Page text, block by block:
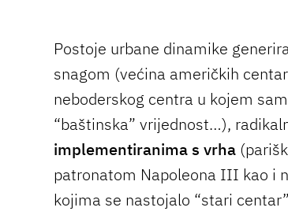
Postoje urbane dinamike
snagom (većina američkih
neboderskog centra u kojem
“baštinska” vrijednost…),
implementiranima s vrha
patronatom Napoleona III kao i
kojima se nastojalo “stari